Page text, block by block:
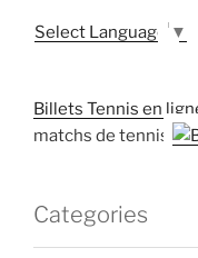
Select Language ▼
Billets Tennis en
matchs de tennis
Categories